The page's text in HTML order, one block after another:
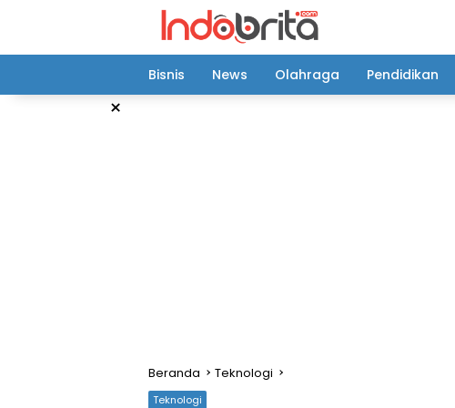
Bisnis News Olahraga Pendidikan
×
Beranda Teknologi
Teknologi